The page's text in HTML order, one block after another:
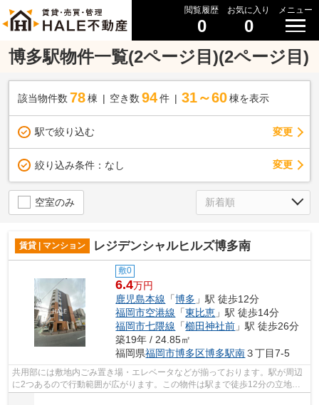
閲覧履歴
0
お気に入り
0
メニュー
博多駅物件一覧(2ページ目)(2ページ目)
該当物件数 78棟 空き数 94 件 31～60 棟を表示
駅で絞り込む 変更
絞り込み条件： なし 変更
空室のみ
賃貸 | マンション レジデンシャルヒルズ博多南
敷0
6.4万円
鹿児島本線 「博多 」駅 徒歩12分
福岡市空港線 「東比恵 」駅 徒歩14分
福岡市七隈線 「櫛田神社前 」駅 徒歩26分
築19年 / 24.85㎡
福岡県福岡市博多区博多駅南３丁目7-5
共用部には敷地内ごみ置き場・エレベータなどが揃っております。駅が周辺
に2つあるので行動範囲が広がります。この物件は駅まで徒歩12分の立地で